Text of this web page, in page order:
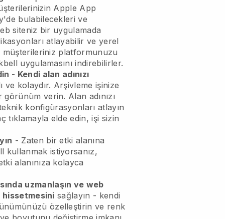
Apple App
bulabilecekleri ve
siteniz bir uygulamada
atlayabilir ve yerel
müşterileriniz platformunuzu
uygulamasını indirebilirler.
- Kendi alan adınızı
ve kolaydır. Arşivleme işinize
görünüm verin. Alan adınızı
konfigürasyonları atlayın
tıklamayla elde edin, işi sizin
- Zaten bir etki alanına
kullanmak istiyorsanız,
alanınıza kolayca
uzmanlaşın ve web
sağlayın - kendi
özelleştirin ve renk